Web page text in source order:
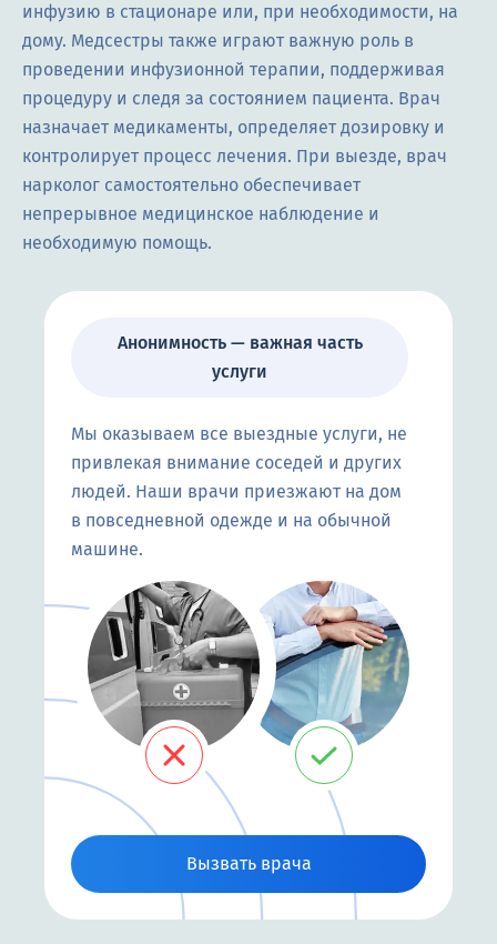
инфузию в стационаре или, при необходимости, на
дому. Медсестры также играют важную роль в
проведении инфузионной терапии, поддерживая
процедуру и следя за состоянием пациента. Врач
назначает медикаменты, определяет дозировку и
контролирует процесс лечения. При выезде, врач
нарколог самостоятельно обеспечивает
непрерывное медицинское наблюдение и
необходимую помощь.
Анонимность — важная часть
услуги
Мы оказываем все выездные услуги, не
привлекая внимание соседей и других
людей. Наши врачи приезжают на дом
в повседневной одежде и на обычной
машине.
Вызвать врача